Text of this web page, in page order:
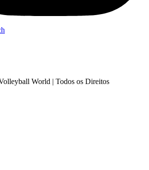
World | Todos os Direitos